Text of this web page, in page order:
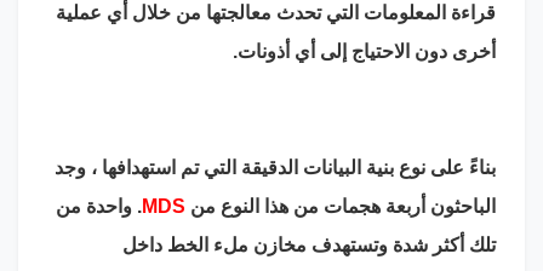
قراءة المعلومات التي تحدث معالجتها من خلال أي عملية
أخرى دون الاحتياج إلى أي أذونات.
بناءً على نوع بنية البيانات الدقيقة التي تم استهدافها ، وجد
الباحثون أربعة هجمات من هذا النوع من MDS. واحدة من
تلك أكثر شدة وتستهدف مخازن ملء الخط داخل